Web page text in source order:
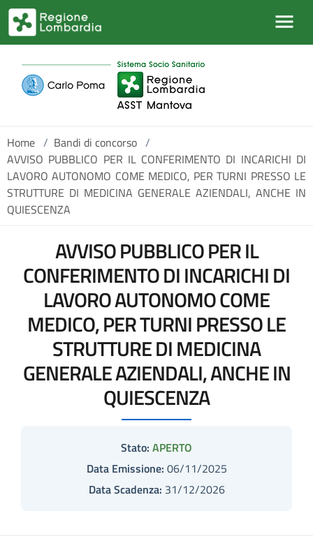
Salta al contenuto principale
Home / Bandi di concorso /
AVVISO PUBBLICO PER IL CONFERIMENTO DI INCARICHI DI
LAVORO AUTONOMO COME MEDICO, PER TURNI PRESSO LE
STRUTTURE DI MEDICINA GENERALE AZIENDALI, ANCHE IN
QUIESCENZA
AVVISO PUBBLICO PER IL
CONFERIMENTO DI INCARICHI DI
LAVORO AUTONOMO COME
MEDICO, PER TURNI PRESSO LE
STRUTTURE DI MEDICINA
GENERALE AZIENDALI, ANCHE IN
QUIESCENZA
Stato: APERTO
Data Emissione: 06/11/2025
Data Scadenza: 31/12/2026